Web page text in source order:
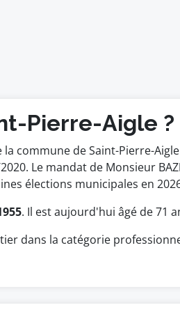
Pierre-Aigle ?
commune de Saint-Pierre-
Le mandat de Monsieur
élections municipales en
. Il est aujourd'hui âgé de 71
dans la catégorie